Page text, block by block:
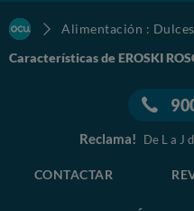
Alimentación : Dulces
Características de EROSKI
Reclama! De L a J
CONTACTAR